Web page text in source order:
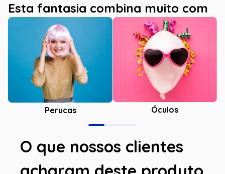
Esta fantasia combina muito com
Perucas Óculos
O que nossos clientes